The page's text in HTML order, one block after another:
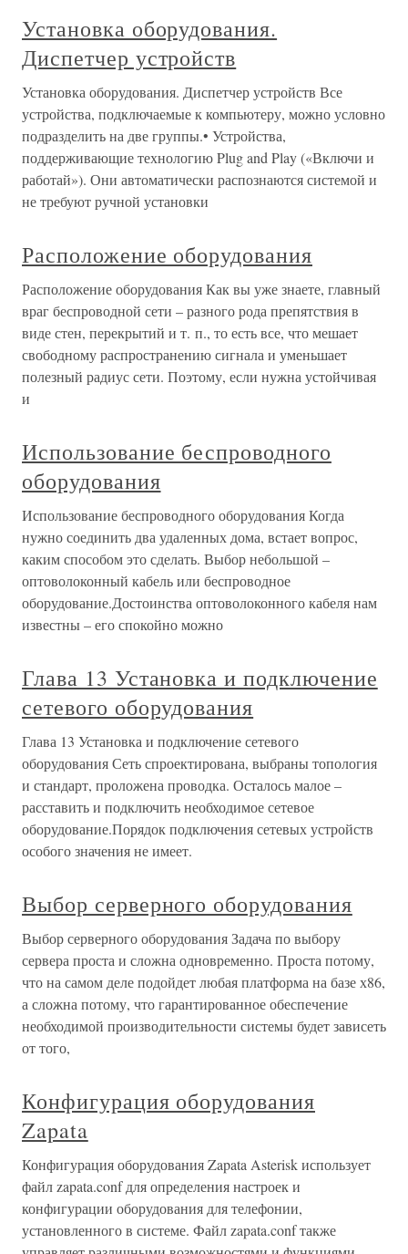
Установка оборудования.
Диспетчер устройств
Установка оборудования. Диспетчер устройств Все
устройства, подключаемые к компьютеру, можно условно
подразделить на две группы.• Устройства,
поддерживающие технологию Plug and Play («Включи и
работай»). Они автоматически распознаются системой и
не требуют ручной установки
Расположение оборудования
Расположение оборудования Как вы уже знаете, главный
враг беспроводной сети – разного рода препятствия в
виде стен, перекрытий и т. п., то есть все, что мешает
свободному распространению сигнала и уменьшает
полезный радиус сети. Поэтому, если нужна устойчивая
и
Использование беспроводного
оборудования
Использование беспроводного оборудования Когда
нужно соединить два удаленных дома, встает вопрос,
каким способом это сделать. Выбор небольшой –
оптоволоконный кабель или беспроводное
оборудование.Достоинства оптоволоконного кабеля нам
известны – его спокойно можно
Глава 13 Установка и подключение
сетевого оборудования
Глава 13 Установка и подключение сетевого
оборудования Сеть спроектирована, выбраны топология
и стандарт, проложена проводка. Осталось малое –
расставить и подключить необходимое сетевое
оборудование.Порядок подключения сетевых устройств
особого значения не имеет.
Выбор серверного оборудования
Выбор серверного оборудования Задача по выбору
сервера проста и сложна одновременно. Проста потому,
что на самом деле подойдет любая платформа на базе х86,
а сложна потому, что гарантированное обеспечение
необходимой производительности системы будет зависеть
от того,
Конфигурация оборудования
Zapata
Конфигурация оборудования Zapata Asterisk использует
файл zapata.conf для определения настроек и
конфигурации оборудования для телефонии,
установленного в системе. Файл zapata.conf также